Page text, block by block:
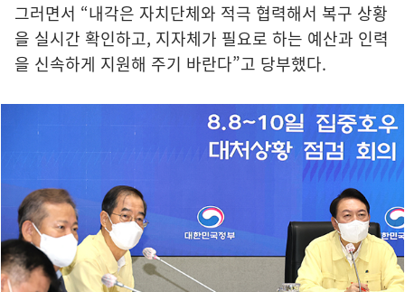
그러면서 “내각은 자치단체와 적극 협력해서 복구 상황
을 실시간 확인하고, 지자체가 필요로 하는 예산과 인력
을 신속하게 지원해 주기 바란다”고 당부했다.